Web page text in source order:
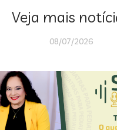
Veja mais
08/07/2026